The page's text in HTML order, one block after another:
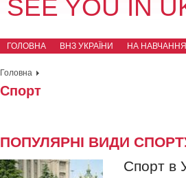
SEE YOU IN
ГОЛОВНА ВНЗ УКРАЇНИ НА НАВЧАННЯ
Головна
Спорт
ПОПУЛЯРНІ ВИДИ
Спорт в